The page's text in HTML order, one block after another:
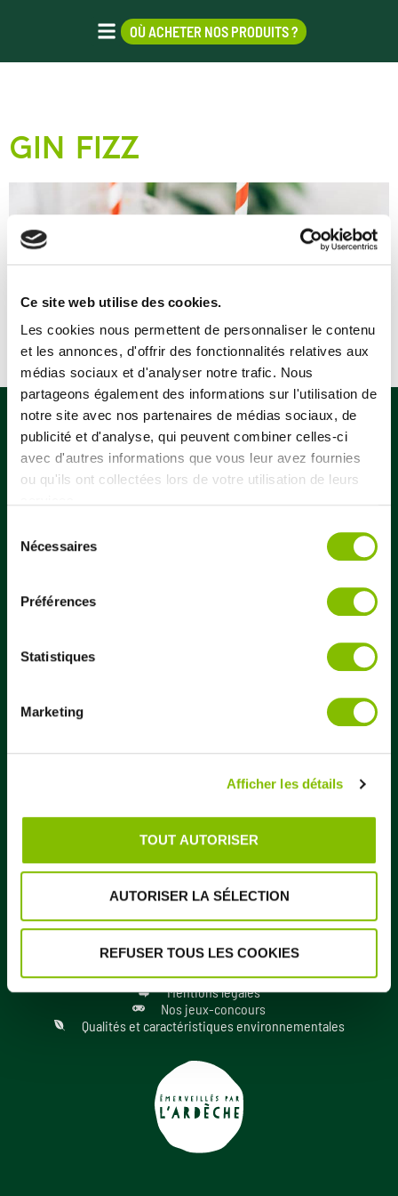
Ce site web utilise des cookies.
Les cookies nous permettent de personnaliser le contenu
et les annonces, d'offrir des fonctionnalités relatives aux
médias sociaux et d'analyser notre trafic. Nous
partageons également des informations sur l'utilisation de
notre site avec nos partenaires de médias sociaux, de
publicité et d'analyse, qui peuvent combiner celles-ci
avec d'autres informations que vous leur avez fournies
ou qu'ils ont collectées lors de votre utilisation de leurs
Nécessaires
Préférences
Statistiques
Marketing
Afficher les détails
TOUT AUTORISER
AUTORISER LA SÉLECTION
REFUSER TOUS LES COOKIES
OÙ ACHETER NOS PRODUITS ?
gin fizz
Vals est une PME ardéchoise familiale qui bénéficie d’une
notoriété qui dépasse largement les frontières de l’Ardèche.
réservés – Vals et le logo Vals sont des marques déposées – Mentions
Société des Eaux Minérales de Vals
33 boulevard de Vernon
Gestion des cookies
Politique de confidentialité
Mentions légales
Nos jeux-concours
Qualités et caractéristiques environnementales